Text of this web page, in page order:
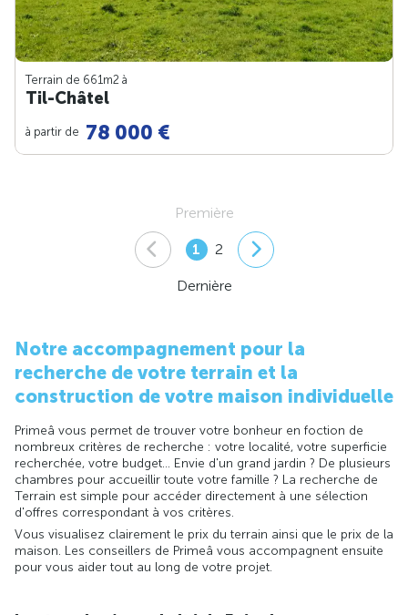
Terrain de 661m2 à
Til-Châtel
à partir de 78 000 €
Première
1 2
Dernière
Notre accompagnement pour la
recherche de votre terrain et la
construction de votre maison individuelle
Primeâ vous permet de trouver votre bonheur en foction de
nombreux critères de recherche : votre localité, votre superficie
recherchée, votre budget... Envie d'un grand jardin ? De plusieurs
chambres pour accueillir toute votre famille ? La recherche de
Terrain est simple pour accéder directement à une sélection
d'offres correspondant à vos critères.
Vous visualisez clairement le prix du terrain ainsi que le prix de la
maison. Les conseillers de Primeâ vous accompagnent ensuite
pour vous aider tout au long de votre projet.